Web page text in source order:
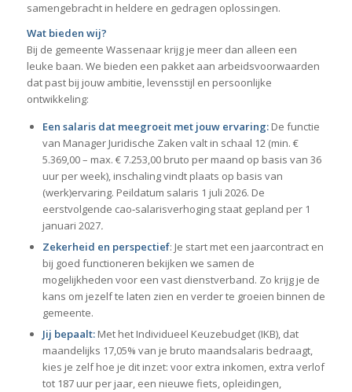
samengebracht in heldere en gedragen oplossingen.
Wat bieden wij?
Bij de gemeente Wassenaar krijg je meer dan alleen een
leuke baan. We bieden een pakket aan arbeidsvoorwaarden
dat past bij jouw ambitie, levensstijl en persoonlijke
ontwikkeling:
Een salaris dat meegroeit met jouw ervaring:De functie
van Manager Juridische Zaken valt in schaal 12 (min. €
5.369,00 – max. € 7.253,00 bruto per maand op basis van 36
uur per week), inschaling vindt plaats op basis van
(werk)ervaring. Peildatum salaris 1 juli 2026. De
eerstvolgende cao‑salarisverhoging staat gepland per 1
januari 2027.
Zekerheid en perspectief: Je start met een jaarcontract en
bij goed functioneren bekijken we samen de
mogelijkheden voor een vast dienstverband. Zo krijg je de
kans om jezelf te laten zien en verder te groeien binnen de
gemeente.
Jij bepaalt: Met het Individueel Keuzebudget (IKB), dat
maandelijks 17,05% van je bruto maandsalaris bedraagt,
kies je zelf hoe je dit inzet: voor extra inkomen, extra verlof
tot 187 uur per jaar, een nieuwe fiets, opleidingen,